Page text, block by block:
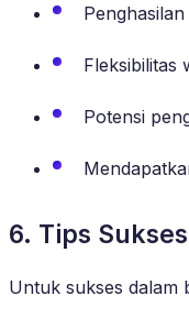
Fleksibilitas
Potensi
6. Tips
Untuk sukses dalam